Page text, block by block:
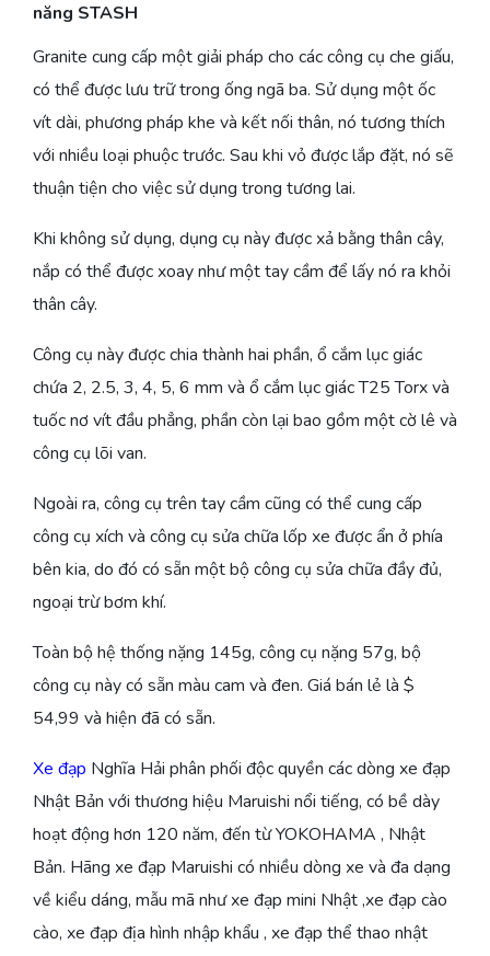
năng STASH
Granite cung cấp một giải pháp cho các công cụ che giấu,
có thể được lưu trữ trong ống ngã ba. Sử dụng một ốc
vít dài, phương pháp khe và kết nối thân, nó tương thích
với nhiều loại phuộc trước. Sau khi vỏ được lắp đặt, nó sẽ
thuận tiện cho việc sử dụng trong tương lai.
Khi không sử dụng, dụng cụ này được xả bằng thân cây,
nắp có thể được xoay như một tay cầm để lấy nó ra khỏi
thân cây.
Công cụ này được chia thành hai phần, ổ cắm lục giác
chứa 2, 2.5, 3, 4, 5, 6 mm và ổ cắm lục giác T25 Torx và
tuốc nơ vít đầu phẳng, phần còn lại bao gồm một cờ lê và
công cụ lõi van.
Ngoài ra, công cụ trên tay cầm cũng có thể cung cấp
công cụ xích và công cụ sửa chữa lốp xe được ẩn ở phía
bên kia, do đó có sẵn một bộ công cụ sửa chữa đầy đủ,
ngoại trừ bơm khí.
Toàn bộ hệ thống nặng 145g, công cụ nặng 57g, bộ
công cụ này có sẵn màu cam và đen. Giá bán lẻ là $
54,99 và hiện đã có sẵn.
Xe đạp Nghĩa Hải phân phối độc quyền các dòng xe đạp
Nhật Bản với thương hiệu Maruishi nổi tiếng, có bề dày
hoạt động hơn 120 năm, đến từ YOKOHAMA , Nhật
Bản. Hãng xe đạp Maruishi có nhiều dòng xe và đa dạng
về kiểu dáng, mẫu mã như xe đạp mini Nhật ,xe đạp cào
cào, xe đạp địa hình nhập khẩu , xe đạp thể thao nhật